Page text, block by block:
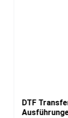
DTF